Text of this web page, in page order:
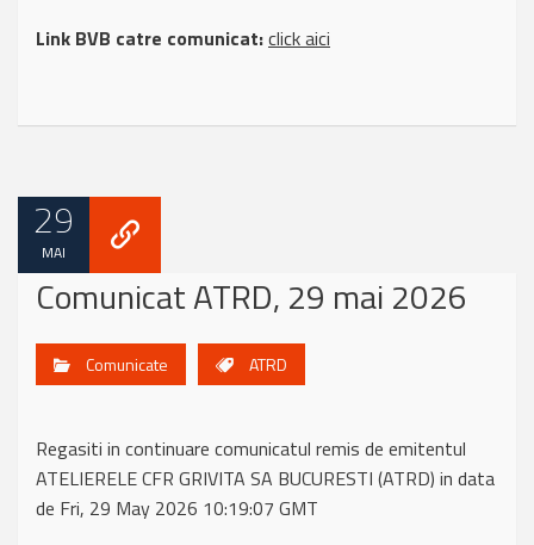
Link BVB catre comunicat:click aici
29
MAI
Comunicat ATRD, 29 mai 2026
Comunicate ATRD
Regasiti in continuare comunicatul remis de emitentul
ATELIERELE CFR GRIVITA SA BUCURESTI (ATRD) in data
de Fri, 29 May 2026 10:19:07 GMT